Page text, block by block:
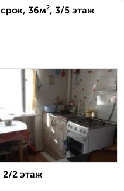
36м², 3/5 этаж
2/2 этаж